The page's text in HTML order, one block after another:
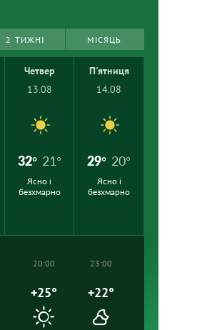
2 ТИЖНІ МІСЯЦЬ
Четвер
13.08
32° 21°
Ясно і
безхмарно
П'ятниця
14.08
29° 20°
Ясно і
безхмарно
20:00
+25°
23:00
+22°